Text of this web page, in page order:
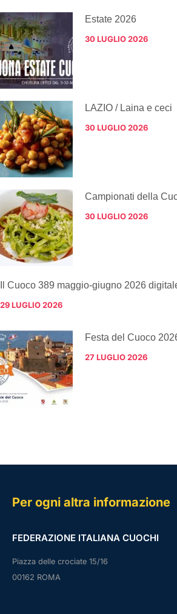
Estate 2026
30 LUGLIO 2026
LAZIO / Laina e ceci
30 LUGLIO 2026
Campionati della
30 LUGLIO 2026
Il Cuoco 389 maggio-giugno 2026
29 LUGLIO 2026
Festa del Cuoco
27 LUGLIO 2026
Per ogni altra informazione
FEDERAZIONE ITALIANA CUOCHI
Piazza delle crociate 15/16
00162 ROMA